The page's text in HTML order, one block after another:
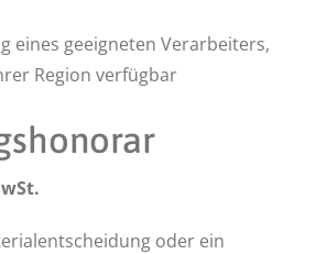
eines geeigneten Verarbeiters,
Region verfügbar
oder ein